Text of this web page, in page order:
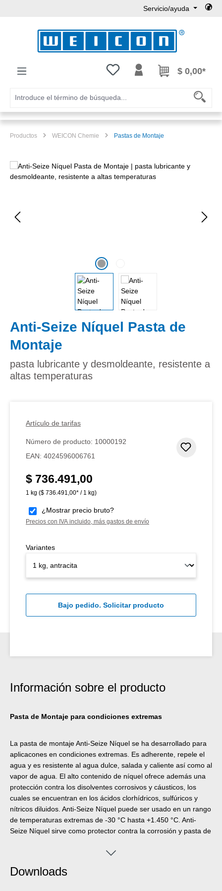
Servicio/ayuda
Tienes 0 artículos en tu lista de
$ 0,00*
Productos WEICON Chemie Pastas de Montaje
Omitir galería de imágenes
Anti-Seize Níquel Pasta de
Montaje
pasta lubricante y desmoldeante, resistente a
altas temperaturas
Artículo de tarifas
Número de producto: 10000192
EAN: 4024596006761
Precio normal:
$ 736.491,00
1 kg ($ 736.491,00* / 1 kg)
¿Mostrar precio bruto?
Precios con IVA incluido, más gastos de envío
Variantes
Bajo pedido. Solicitar producto
Información sobre el producto
Pasta de Montaje para condiciones extremas
La pasta de montaje Anti-Seize Níquel se ha desarrollado para
aplicacones en condiciones extremas. Es adherente, repele el
agua y es resistente al agua dulce, salada y caliente así como al
vapor de agua. El alto contenido de níquel ofrece además una
protección contra los disolventes corrosivos y cáusticos, los
cuales se encuentran en los ácidos clorhídricos, sulfúricos y
nítricos diluidos. Anti-Seize Níquel puede ser usado en un rango
de temperaturas extremas de -30 °C hasta +1.450 °C. Anti-
Seize Níquel sirve como protector contra la corrosión y pasta de
de montaje sometidas a altas cargas estáticas y dinámicas así
elevadas de trabajo. La pasta protege de corrosión,
Downloads